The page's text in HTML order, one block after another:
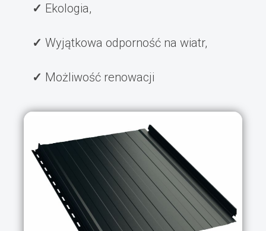
Ekologia,
Wyjątkowa odporność na wiatr,
Możliwość renowacji